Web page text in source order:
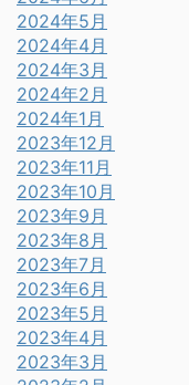
2024年5月
2024年4月
2024年3月
2024年2月
2024年1月
2023年12月
2023年11月
2023年10月
2023年9月
2023年8月
2023年7月
2023年6月
2023年5月
2023年4月
2023年3月